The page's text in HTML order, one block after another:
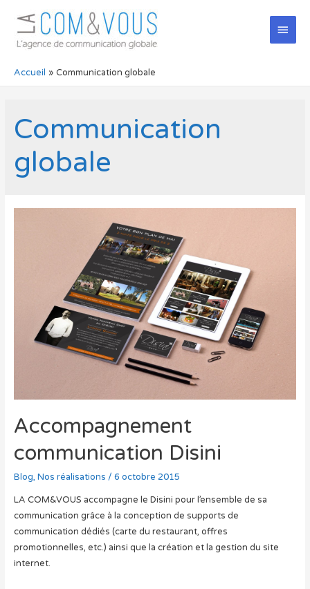
Accueil Communication globale
Communication
globale
Accompagnement
communication Disini
Blog, Nos réalisations / 6 octobre 2015
LA COM&VOUS accompagne le Disini pour l’ensemble de sa
communication grâce à la conception de supports de
communication dédiés (carte du restaurant, offres
promotionnelles, etc.) ainsi que la création et la gestion du site
internet.